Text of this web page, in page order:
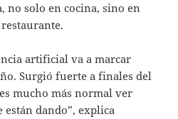
no solo en cocina, sino en
artificial va a marcar
Surgió fuerte a finales del
mucho más normal ver
están dando”, explica